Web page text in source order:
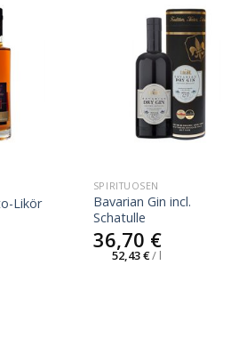
Likör
SPIRITUOSEN
Bavarian Gin incl.
Schatulle
36,70 €
52,43€/ l